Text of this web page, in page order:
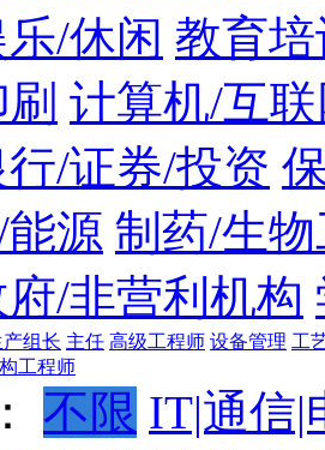
/休闲 教育
计算机/互
/证券/投资
源 制药/生
/非营利机构
组长 主任 高级工程师 设备管理 工
工程师
不限 IT|通信|